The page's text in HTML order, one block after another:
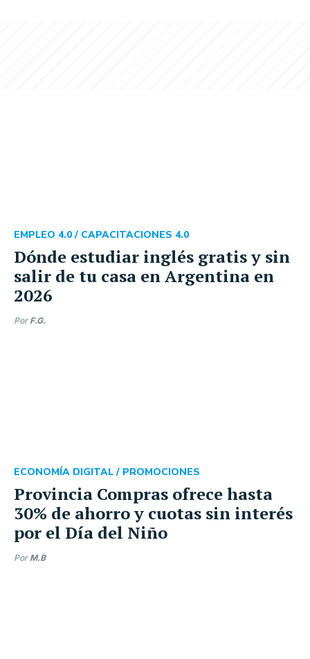
Dónde estudiar inglés gratis y sin
salir de tu casa en Argentina en
2026
EMPLEO 4.0 / CAPACITACIONES 4.0
Por F.G.
Provincia Compras ofrece hasta
30% de ahorro y cuotas sin interés
por el Día del Niño
ECONOMÍA DIGITAL / PROMOCIONES
Por M.B